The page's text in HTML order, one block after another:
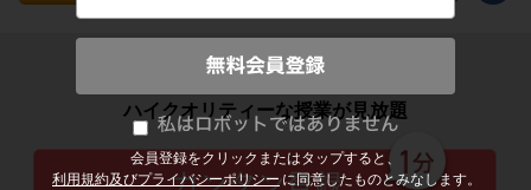
会員登録をクリックまたはタップすると、
利用規約及びプライバシーポリシー に同意したものとみなします。
子どもの勉強から大人の学び直しまで
ハイクオリティーな授業が見放題